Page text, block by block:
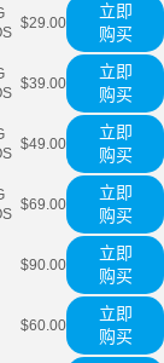
$29.00
立即
购买
$39.00
立即
购买
$49.00
立即
购买
$69.00
立即
购买
$90.00
立即
购买
$60.00
立即
购买